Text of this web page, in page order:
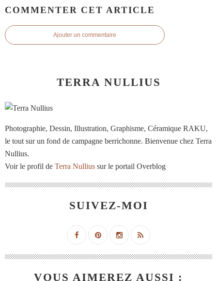
COMMENTER CET ARTICLE
Ajouter un commentaire
TERRA NULLIUS
Photographie, Dessin, Illustration, Graphisme, Céramique RAKU,
le tout sur un fond de campagne berrichonne. Bienvenue chez Terra
Nullius.
Voir le profil de Terra Nullius sur le portail Overblog
SUIVEZ-MOI
VOUS AIMEREZ AUSSI :